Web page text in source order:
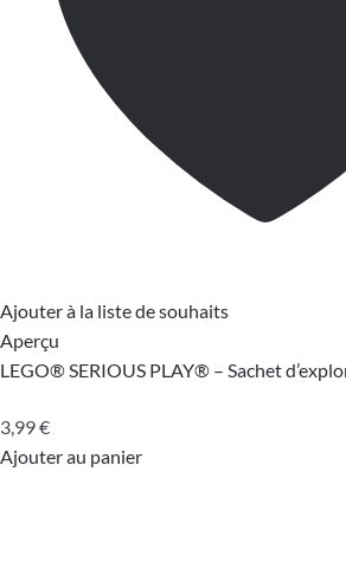
Ajouter à la liste de souhaits
Aperçu
LEGO® SERIOUS PLAY® – Sachet
3,99€
Ajouter au panier